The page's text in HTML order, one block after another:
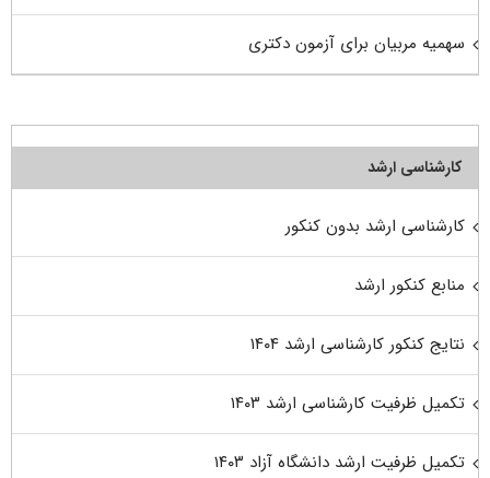
سهمیه مربیان برای آزمون دکتری
کارشناسی ارشد
کارشناسی ارشد بدون کنکور
منابع کنکور ارشد
نتایج کنکور کارشناسی ارشد ۱۴۰۴
تکمیل ظرفیت کارشناسی ارشد ۱۴۰۳
تکمیل ظرفیت ارشد دانشگاه آزاد ۱۴۰۳